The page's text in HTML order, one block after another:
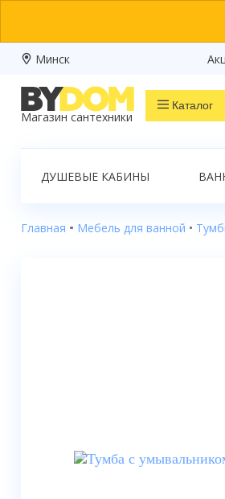
Минск
Магазин сантехники
Каталог
Распродажа
Ванны
Смесители
ДУШЕВЫЕ КАБИНЫ
Главная Мебель для ванной